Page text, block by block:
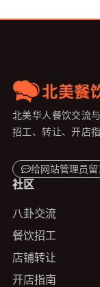
北美华人餐饮交流
招工、转让、开店
给网站管理员留
社区
八卦交流
餐饮招工
店铺转让
开店指南